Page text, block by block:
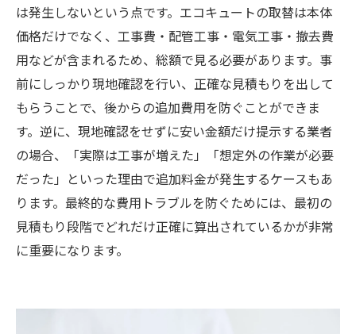
は発生しないという点です。エコキュートの取替は本体
価格だけでなく、工事費・配管工事・電気工事・撤去費
用などが含まれるため、総額で見る必要があります。事
前にしっかり現地確認を行い、正確な見積もりを出して
もらうことで、後からの追加費用を防ぐことができま
す。逆に、現地確認をせずに安い金額だけ提示する業者
の場合、「実際は工事が増えた」「想定外の作業が必要
だった」といった理由で追加料金が発生するケースもあ
ります。最終的な費用トラブルを防ぐためには、最初の
見積もり段階でどれだけ正確に算出されているかが非常
に重要になります。